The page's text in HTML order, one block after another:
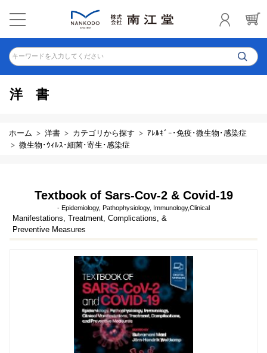
キーワードを入力してください
洋書
ホーム 洋書 カテゴリから探す
ｱﾚﾙｷﾞｰ･免疫･微生物･感染症
微生物･ｳｨﾙｽ･細菌･寄生･感染症
Textbook of Sars-Cov-2 & Covid-19
- Epidemiology, Pathophysiology, Immunology,Clinical
Manifestations, Treatment, Complications, &
Preventive Measures